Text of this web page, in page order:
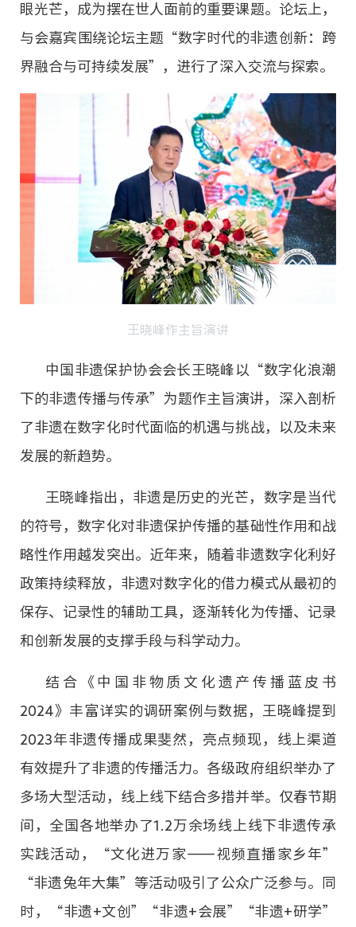
眼光芒，成为摆在世人面前的重要课题。论坛上，
与会嘉宾围绕论坛主题“数字时代的非遗创新：跨
界融合与可持续发展”，进行了深入交流与探索。
王晓峰作主旨演讲
中国非遗保护协会会长王晓峰以“数字化浪潮
下的非遗传播与传承”为题作主旨演讲，深入剖析
了非遗在数字化时代面临的机遇与挑战，以及未来
发展的新趋势。
王晓峰指出，非遗是历史的光芒，数字是当代
的符号，数字化对非遗保护传播的基础性作用和战
略性作用越发突出。近年来，随着非遗数字化利好
政策持续释放，非遗对数字化的借力模式从最初的
保存、记录性的辅助工具，逐渐转化为传播、记录
和创新发展的支撑手段与科学动力。
结合《中国非物质文化遗产传播蓝皮书
2024》丰富详实的调研案例与数据，王晓峰提到
2023年非遗传播成果斐然，亮点频现，线上渠道
有效提升了非遗的传播活力。各级政府组织举办了
多场大型活动，线上线下结合多措并举。仅春节期
间，全国各地举办了1.2万余场线上线下非遗传承
实践活动，“文化进万家——视频直播家乡年”
“非遗兔年大集”等活动吸引了公众广泛参与。同
时，“非遗+文创”“非遗+会展”“非遗+研学”